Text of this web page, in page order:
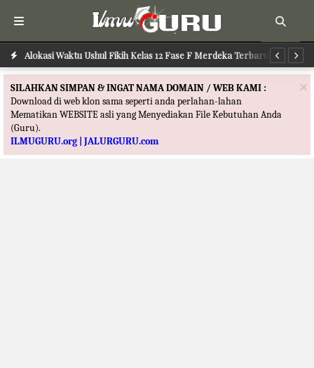
Alokasi Waktu Ushul Fikih Kelas 12 Fase F Merdeka Terbaru
Alokasi Waktu Ilmu Tafsir Kelas 12 Fase F Merdeka Terbaru
×
SILAHKAN SIMPAN & INGAT NAMA DOMAIN / WEB KAMI :
Download di web klon sama seperti anda perlahan-lahan
Mematikan WEBSITE asli yang Menyediakan File Kebutuhan Anda
(Guru).
ILMUGURU.org | JALURGURU.com